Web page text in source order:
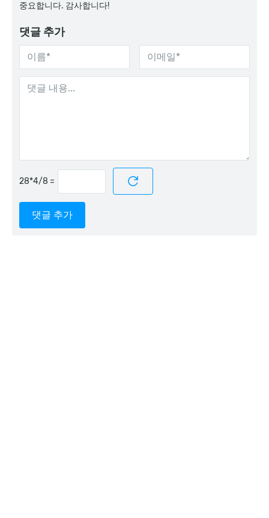
중요합니다. 감사합니다!
댓글 추가
=
댓글 추가